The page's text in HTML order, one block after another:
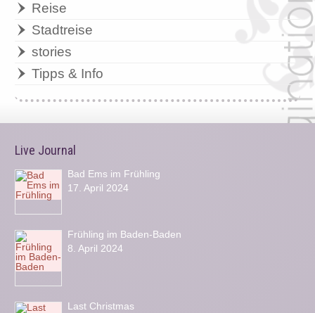
Reise
Stadtreise
stories
Tipps & Info
Live Journal
Bad Ems im Frühling
17. April 2024
Frühling im Baden-Baden
8. April 2024
Last Christmas